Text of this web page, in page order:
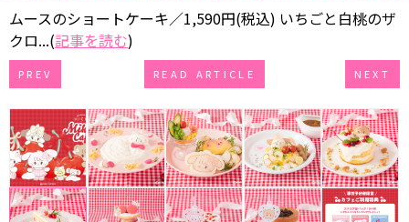
ムースのショートケーキ／1,590円(税込) いちごと白桃のザ
クロ...(記事を読む)
PREV READ ARTICLE NEXT